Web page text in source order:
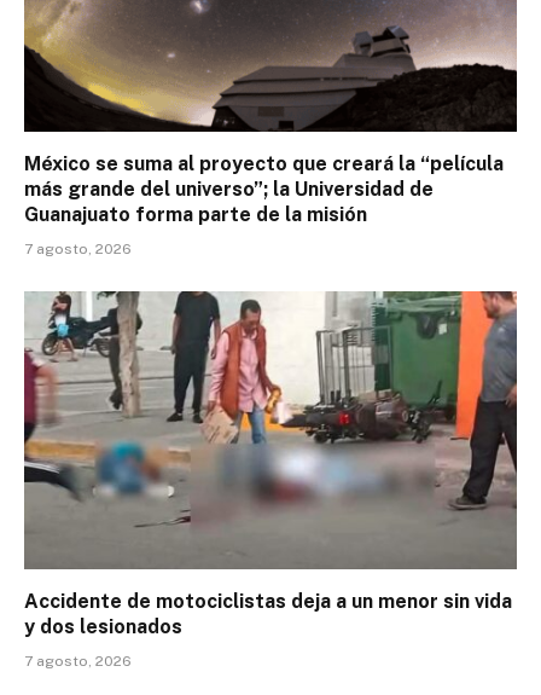
México se suma al proyecto que creará la “película
más grande del universo”; la Universidad de
Guanajuato forma parte de la misión
7 agosto, 2026
Accidente de motociclistas deja a un menor sin vida
y dos lesionados
7 agosto, 2026